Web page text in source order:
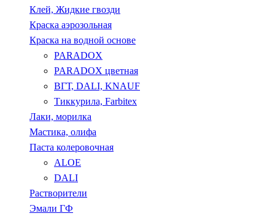
Клей, Жидкие гвозди
Краска аэрозольная
Краска на водной основе
PARADOX
PARADOX цветная
ВГТ, DALI, KNAUF
Тиккурила, Farbitex
Лаки, морилка
Мастика, олифа
Паста колеровочная
ALOE
DALI
Растворители
Эмали ГФ